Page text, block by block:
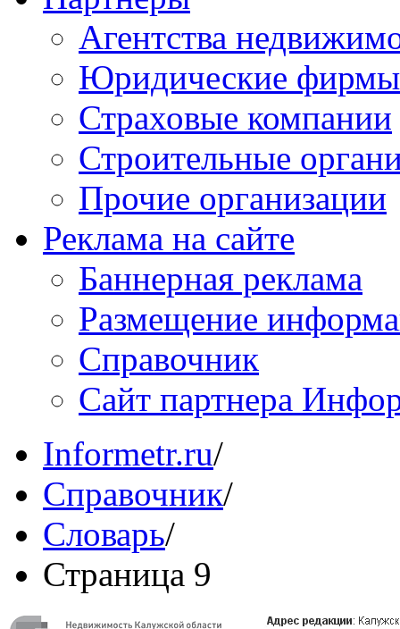
Агентства
Юридические фирмы
Страховые компании
Строительные
Прочие организации
Реклама на сайте
Баннерная реклама
Размещение
Справочник
Сайт партнера
Informetr.ru/
Справочник/
Словарь/
Страница 9